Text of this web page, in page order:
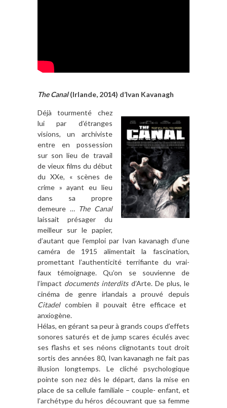
The Canal(Irlande, 2014) d’Ivan Kavanagh
Déjà tourmenté chez
lui par d’étranges
visions, un archiviste
entre en possession
sur son lieu de travail
de vieux films du début
du XXe, « scènes de
crime » ayant eu lieu
dans sa propre
demeure … The Canal
laissait présager du
meilleur sur le papier,
d’autant que l’emploi par Ivan kavanagh d’une
caméra de 1915 alimentait la fascination,
promettant l’authenticité terrifiante du vrai-
faux témoignage. Qu’on se souvienne de
l’impact documents interditsd’Arte. De plus, le
cinéma de genre irlandais a prouvé depuis
Citadel combien il pouvait être efficace et
anxiogène.
Hélas, en gérant sa peur à grands coups d’effets
sonores saturés et de jump scares éculés avec
ses flashs et ses néons clignotants tout droit
sortis des années 80, Ivan kavanagh ne fait pas
illusion longtemps. Le cliché psychologique
pointe son nez dès le départ, dans la mise en
place de sa cellule familiale – couple- enfant, et
l’archétype du héros découvrant que sa femme